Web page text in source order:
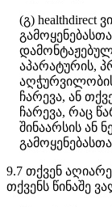
(გ) healthdirect ვი
გამოყენებასთა
დამონტაჟებუ
აპარატურის, პ
აღჭურვილობი
ჩარევა, ან თქვ
ჩარევა, რაც წა
შინაარსის ან ნ
გამოყენებასთა
9.7 თქვენ აღიარე
თქვენს წინაშე ვა